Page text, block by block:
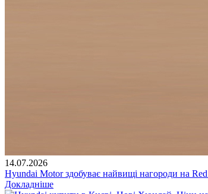
14.07.2026
Hyundai Motor здобуває найвищі нагороди на
Докладніше